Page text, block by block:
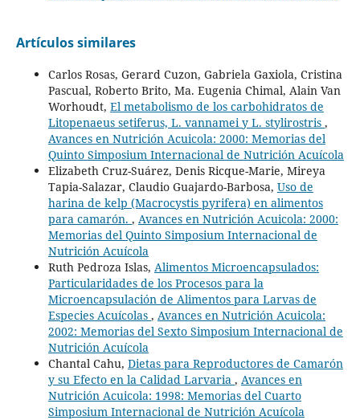
Artículos similares
Carlos Rosas, Gerard Cuzon, Gabriela Gaxiola, Cristina
Pascual, Roberto Brito, Ma. Eugenia Chimal, Alain Van
Worhoudt, El metabolismo de los carbohidratos de
Litopenaeus setiferus, L. vannamei y L. stylirostris ,
Avances en Nutrición Acuicola: 2000: Memorias del
Quinto Simposium Internacional de Nutrición Acuícola
Elizabeth Cruz-Suárez, Denis Ricque-Marie, Mireya
Tapia-Salazar, Claudio Guajardo-Barbosa, Uso de
harina de kelp (Macrocystis pyrifera) en alimentos
para camarón. , Avances en Nutrición Acuicola: 2000:
Memorias del Quinto Simposium Internacional de
Nutrición Acuícola
Ruth Pedroza Islas, Alimentos Microencapsulados:
Particularidades de los Procesos para la
Microencapsulación de Alimentos para Larvas de
Especies Acuícolas , Avances en Nutrición Acuicola:
2002: Memorias del Sexto Simposium Internacional de
Nutrición Acuícola
Chantal Cahu, Dietas para Reproductores de Camarón
y su Efecto en la Calidad Larvaria , Avances en
Nutrición Acuicola: 1998: Memorias del Cuarto
Simposium Internacional de Nutrición Acuícola